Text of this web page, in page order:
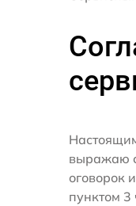
выражаю
оговорок
пунктом